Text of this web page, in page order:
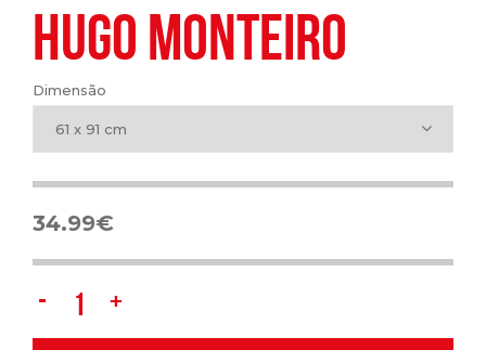
HUGO MONTEIRO
Dimensão
61 x 91 cm
34.99€
Hugo
Monteiro